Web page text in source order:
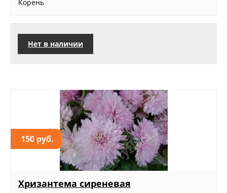
Корень
Нет в наличии
150 руб.
Хризантема сиреневая